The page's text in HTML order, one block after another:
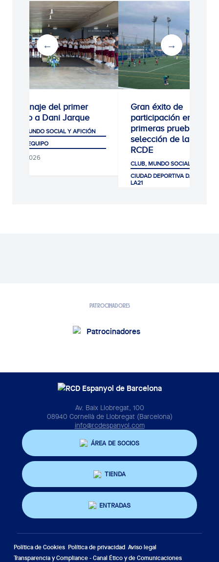
del primer
a Dani Jarque
SOCIAL Y AFICIÓN
Gran éxito de
participación en las
primeras pruebas de
selección de la Escola
RCDE
CLUB, MUNDO SOCIAL Y AFICIÓN
CIUDAD DEPORTIVA DANI JARQUE ·
PATROCINADORES
Av. Baix Llobregat, 100
08940 Cornellà de Llobregat (Barcelona)
info@rcdespanyol.com
ÁREA DE SOCIOS
TIENDA
ENTRADAS
Política de Cookies Política de privacidad Aviso legal
Transparencia y Compliance - Canal Ético y de Comunicaciones